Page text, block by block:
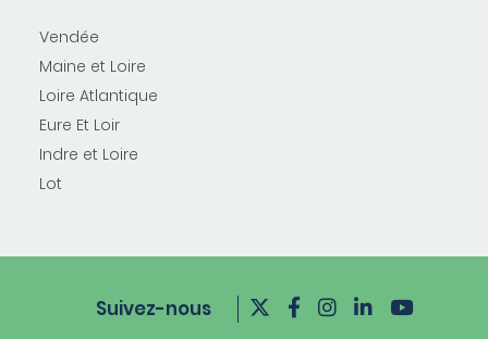
Vendée
Maine et Loire
Loire Atlantique
Eure Et Loir
Indre et Loire
Lot
Suivez-nous